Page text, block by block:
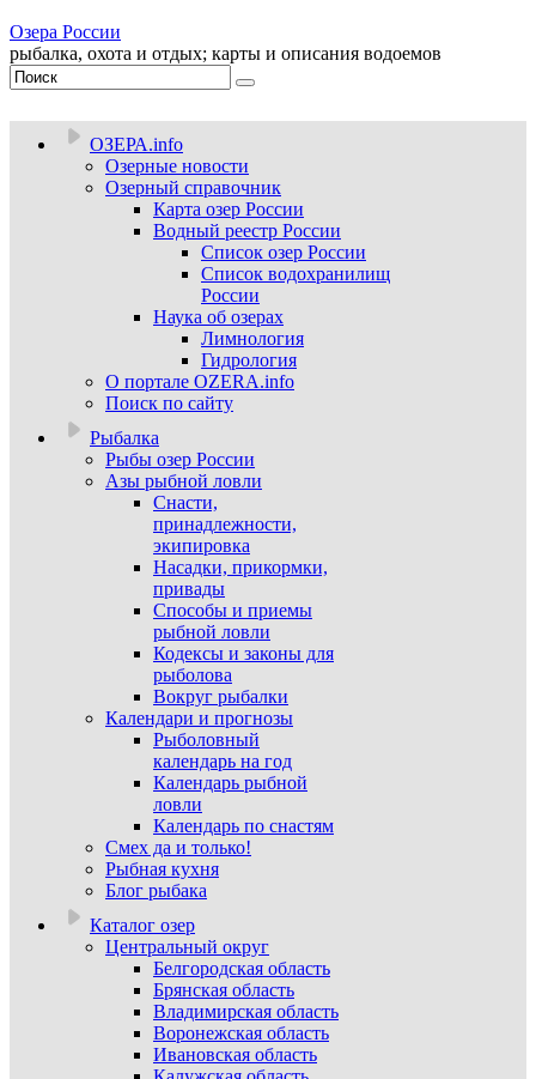
Озера России
рыбалка, охота и отдых; карты и описания водоемов
ОЗЕРА.info
Озерные новости
Озерный справочник
Карта озер России
Водный реестр России
Список озер России
Список водохранилищ
России
Наука об озерах
Лимнология
Гидрология
О портале OZERA.info
Поиск по сайту
Рыбалка
Рыбы озер России
Азы рыбной ловли
Снасти,
принадлежности,
экипировка
Насадки, прикормки,
привады
Способы и приемы
рыбной ловли
Кодексы и законы для
рыболова
Вокруг рыбалки
Календари и прогнозы
Рыболовный
календарь на год
Календарь рыбной
ловли
Календарь по снастям
Смех да и только!
Рыбная кухня
Блог рыбака
Каталог озер
Центральный округ
Белгородская область
Брянская область
Владимирская область
Воронежская область
Ивановская область